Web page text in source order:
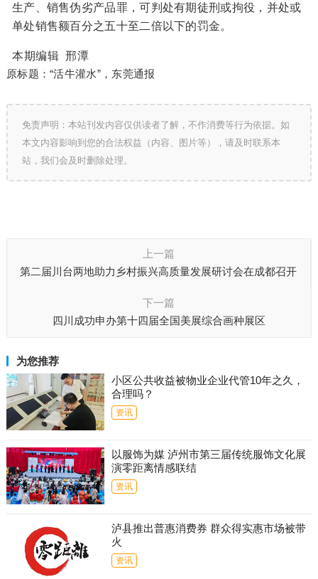
生产、销售伪劣产品罪，可判处有期徒刑或拘役，并处或
单处销售额百分之五十至二倍以下的罚金。
本期编辑 邢潭
原标题：“活牛灌水”，东莞通报
免责声明：本站刊发内容仅供读者了解，不作消费等行为依据。如
本文内容影响到您的合法权益（内容、图片等），请及时联系本
站，我们会及时删除处理。
上一篇
第二届川台两地助力乡村振兴高质量发展研讨会在成都召开
下一篇
四川成功申办第十四届全国美展综合画种展区
为您推荐
小区公共收益被物业企业代管10年之久，
合理吗？
资讯
以服饰为媒 泸州市第三届传统服饰文化展
演零距离情感联结
资讯
泸县推出普惠消费券 群众得实惠市场被带
火
资讯